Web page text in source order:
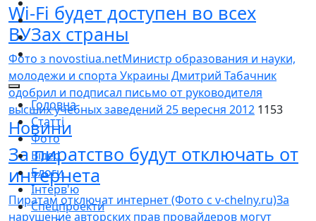
Головна
Статті
Фото
Відео
Блоги
Інтерв'ю
Спецпроекти
Wi-Fi будет доступен во всех
ВУЗах страны
Фото з novostiua.netМинистр образования и науки,
молодежи и спорта Украины Дмитрий Табачник
одобрил и подписал письмо от руководителя
высших учебных заведений 25 вересня 2012 1153
Новини
За пиратство будут отключать от
интернета
Пиратам отключат интернет (Фото с v-chelny.ru)За
нарушение авторских прав провайдеров могут